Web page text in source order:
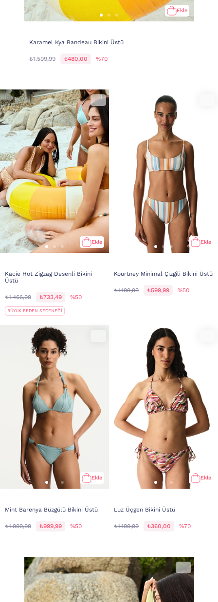
Ekle
Karamel Kya Bandeau Bikini Üstü
₺1.599,99 ₺480,00 %70
Ekle
Kacie Hot Zigzag Desenli Bikini
Üstü
₺1.466,99 ₺733,49 %50
BÜYÜK BEDEN SEÇENEĞİ
Ekle
Kourtney Minimal Çizgili Bikini Üstü
₺1.199,99 ₺599,99 %50
Ekle
Mint Barenya Büzgülü Bikini Üstü
₺1.999,99 ₺999,99 %50
Ekle
Luz Üçgen Bikini Üstü
₺1.199,99 ₺360,00 %70